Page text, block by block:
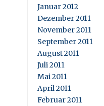
Januar 2012
Dezember 2011
November 2011
September 2011
August 2011
Juli 2011
Mai 2011
April 2011
Februar 2011